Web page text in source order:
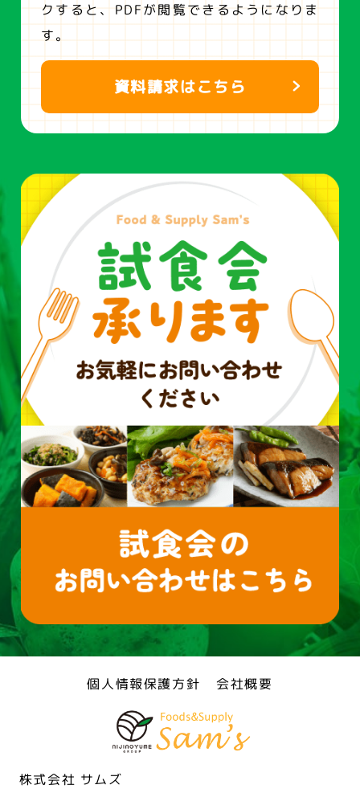
クすると、 PDFが閲覧できるようになりま
す。
資料請求はこちら
個人情報保護方針 会社概要
株式会社 サムズ